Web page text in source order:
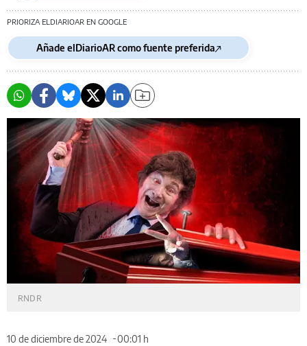
PRIORIZA ELDIARIOAR EN GOOGLE
Añade elDiarioAR como fuente preferida
RNDR
10 de diciembre de 2024
00:01 h